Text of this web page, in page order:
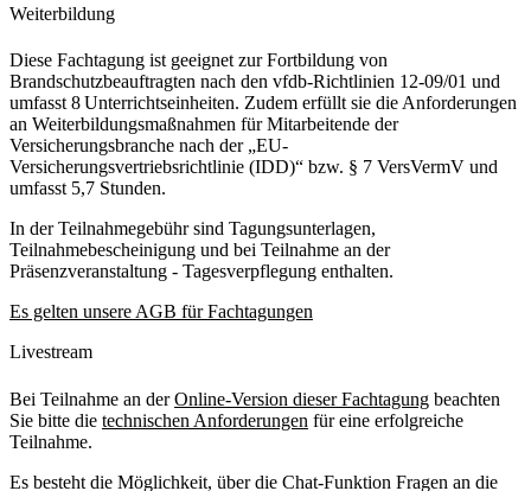
Weiterbildung
Diese Fachtagung ist geeignet zur Fortbildung von
Brandschutzbeauftragten nach den vfdb-Richtlinien 12-09/01 und
umfasst 8 Unterrichtseinheiten. Zudem erfüllt sie die Anforderungen
an Weiterbildungsmaßnahmen für Mitarbeitende der
Versicherungsbranche nach der „EU-
Versicherungsvertriebsrichtlinie (IDD)“ bzw. § 7 VersVermV und
umfasst 5,7 Stunden.
In der Teilnahmegebühr sind Tagungsunterlagen,
Teilnahmebescheinigung und bei Teilnahme an der
Präsenzveranstaltung - Tagesverpflegung enthalten.
Es gelten unsere AGB für Fachtagungen
Livestream
Bei Teilnahme an derOnline-Version dieser Fachtagung beachten
Sie bitte die technischen Anforderungen für eine erfolgreiche
Teilnahme.
Es besteht die Möglichkeit, über die Chat-Funktion Fragen an die